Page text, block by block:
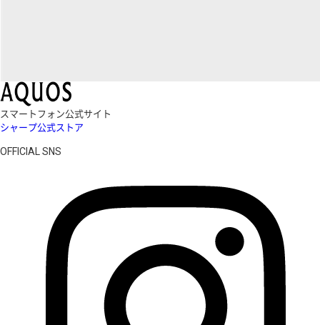
スマートフォン公式サイト
シャープ公式ストア
OFFICIAL SNS